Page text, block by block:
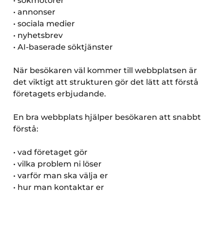
• annonser
• sociala medier
• nyhetsbrev
• AI-baserade söktjänster
När besökaren väl kommer till webbplatsen är
det viktigt att strukturen gör det lätt att förstå
företagets erbjudande.
En bra webbplats hjälper besökaren att snabbt
förstå:
• vad företaget gör
• vilka problem ni löser
• varför man ska välja er
• hur man kontaktar er